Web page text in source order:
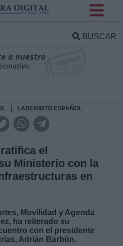
BUSCAR
LABERINTO ESPAÑOL
el
Ministerio con la
en
Movilidad y Agenda
ha reiterado su
con el presidente
Adrián Barbón.